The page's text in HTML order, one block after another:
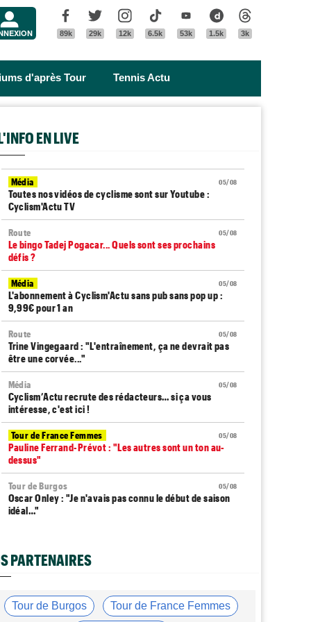
Facebook
89k
Twitter
29k
Instagram
12k
Tik Tok
6.5k
Youtube
53k
Dailymotion
1.5k 3k
d'après Tour Tennis Actu
EN LIVE
05/08
Média
Toutes nos vidéos de cyclisme sont sur Youtube :
Cyclism'Actu TV
05/08
Route
Le bingo Tadej Pogacar... Quels sont ses prochains
défis ?
05/08
Média
L'abonnement à Cyclism'Actu sans pub sans pop up :
9,99€ pour 1 an
05/08
Route
Trine Vingegaard : "L'entraînement, ça ne devrait pas
être une corvée..."
05/08
Média
Cyclism’Actu recrute des rédacteurs… si ça vous
intéresse, c'est ici !
05/08
Tour de France Femmes
Pauline Ferrand-Prévot : "Les autres sont un ton au-
dessus"
05/08
Tour de Burgos
Oscar Onley : "Je n'avais pas connu le début de saison
idéal…"
déclassé
Julius Johansen remporte le prologue, doublé UAE Team
Emirates
PARTENAIRES
Tour de Burgos Tour de France Femmes